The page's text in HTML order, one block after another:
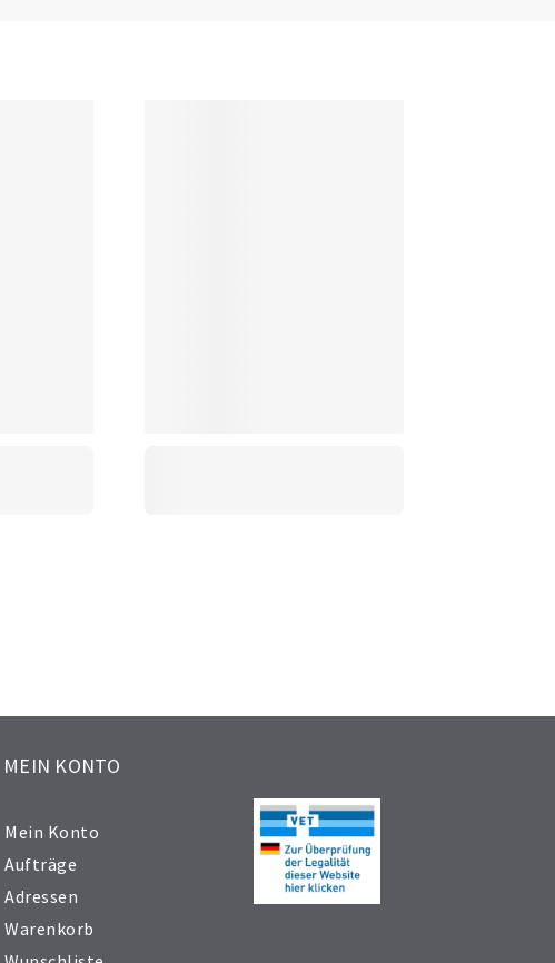
MEIN KONTO
Mein Konto
Aufträge
Adressen
Warenkorb